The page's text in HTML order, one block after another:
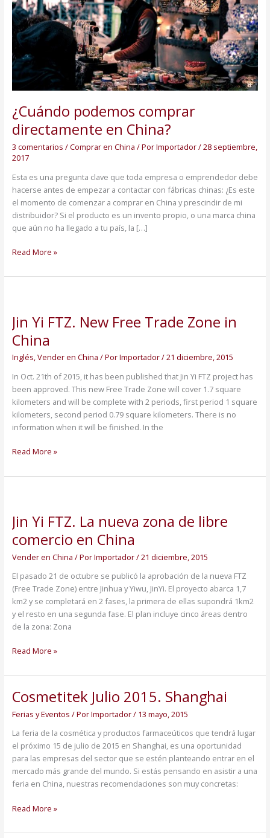
¿Cuándo podemos comprar
directamente en China?
3 comentarios /Comprar en China / PorImportador/28 septiembre,
2017
Esta es una pregunta clave que toda empresa o emprendedor debe
hacerse antes de empezar a contactar con fábricas chinas: ¿Es este
el momento de comenzar a comprar en China y prescindir de mi
distribuidor? Si el producto es un invento propio, o una marca china
que aún no ha llegado a tu país, la […]
Read More »
Jin Yi FTZ. New Free Trade Zone in
China
Inglés,Vender en China / PorImportador/21 diciembre, 2015
In Oct. 21th of 2015, it has been published that Jin Yi FTZ project has
been approved. This new Free Trade Zone will cover 1.7 square
kilometers and will be complete with 2 periods, first period 1 square
kilometers, second period 0.79 square kilometers. There is no
information when it will be finished. In the
FTZ.
New
Free
Trade
in
China
Read More »
Jin Yi FTZ. La nueva zona de libre
comercio en China
Vender en China / PorImportador/21 diciembre, 2015
El pasado 21 de octubre se publicó la aprobación de la nueva FTZ
(Free Trade Zone) entre Jinhua y Yiwu, JinYi. El proyecto abarca 1,7
km2 y se completará en 2 fases, la primera de ellas supondrá 1km2
y el resto en una segunda fase. El plan incluye cinco áreas dentro
de la zona: Zona
FTZ.
La
nueva
zona
libre
comercio
en
China
Read More »
Cosmetitek Julio 2015. Shanghai
Ferias y Eventos / PorImportador/ 13 mayo, 2015
La feria de la cosmética y productos farmaceúticos que tendrá lugar
el próximo 15 de julio de 2015 en Shanghai, es una oportunidad
para las empresas del sector que se estén planteando entrar en el
mercado más grande del mundo. Si estás pensando en asistir a una
feria en China, nuestras recomendaciones son muy concretas:
Cosmetitek
Julio
2015.
Shanghai
Read More »